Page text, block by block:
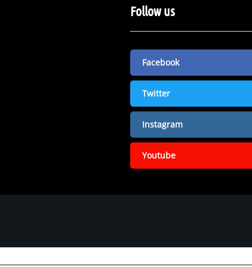
Follow us
Facebook
Twitter
Instagram
Youtube